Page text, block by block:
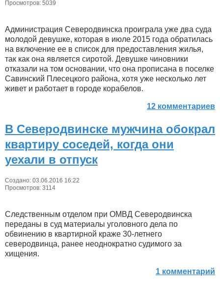
Просмотров: 5039
Администрация Северодвинска проиграла уже два суда
молодой девушке, которая в июле 2015 года обратилась
на включение ее в список для предоставления жилья,
так как она является сиротой. Девушке чиновники
отказали на том основании, что она прописана в поселке
Савинский Плесецкого района, хотя уже несколько лет
живет и работает в городе корабелов.
12 комментариев
В Северодвинске мужчина обокрал
квартиру соседей, когда они
уехали в отпуск
Создано: 03.06.2016 16:22
Просмотров: 3114
Следственным отделом при ОМВД Северодвинска
переданы в суд материалы уголовного дела по
обвинению в квартирной краже 30-летнего
северодвинца, ранее неоднократно судимого за
хищения.
1 комментарий